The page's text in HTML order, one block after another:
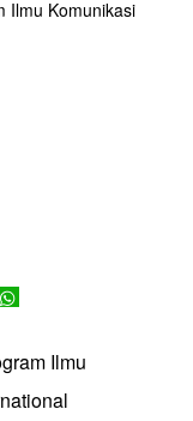
Ilmu Komunikasi
Ilmu